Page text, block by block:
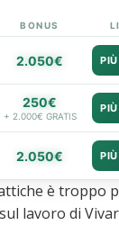
BONUS
2.050€ PIÙ
250€
+ 2.000€ GRATIS
PIÙ
2.050€ PIÙ
è troppo
lavoro di